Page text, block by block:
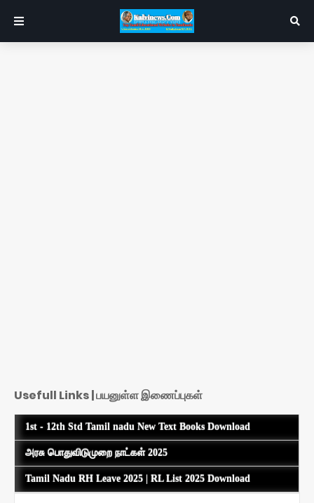
Usefull Links | பயனுள்ள இணைப்புகள்
1st - 12th Std Tamil nadu New Text Books Download
அரசு பொதுவிடுமுறை நாட்கள் 2025
Tamil Nadu RH Leave 2025 | RL List 2025 Download